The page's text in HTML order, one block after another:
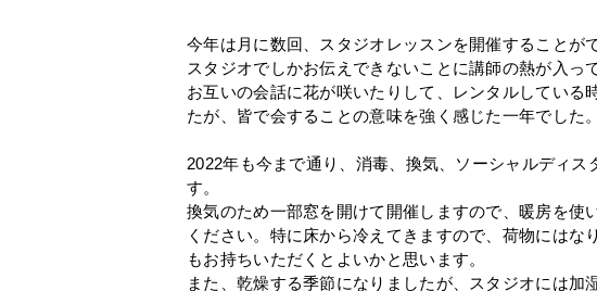
今年は月に数回、スタジオレッスンを開催することが
スタジオでしかお伝えできないことに講師の熱が入っ
お互いの会話に花が咲いたりして、レンタルしている
たが、皆で会することの意味を強く感じた一年でした。
2022年も今まで通り、消毒、換気、ソーシャルディ
す。
換気のため一部窓を開けて開催しますので、暖房を使
ください。特に床から冷えてきますので、荷物には
もお持ちいただくとよいかと思います。
また、乾燥する季節になりましたが、スタジオには